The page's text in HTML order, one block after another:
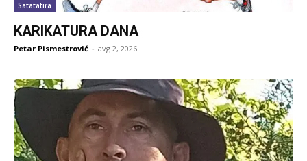
Satatatira
KARIKATURA DANA
Petar Pismestrović - avg 2, 2026